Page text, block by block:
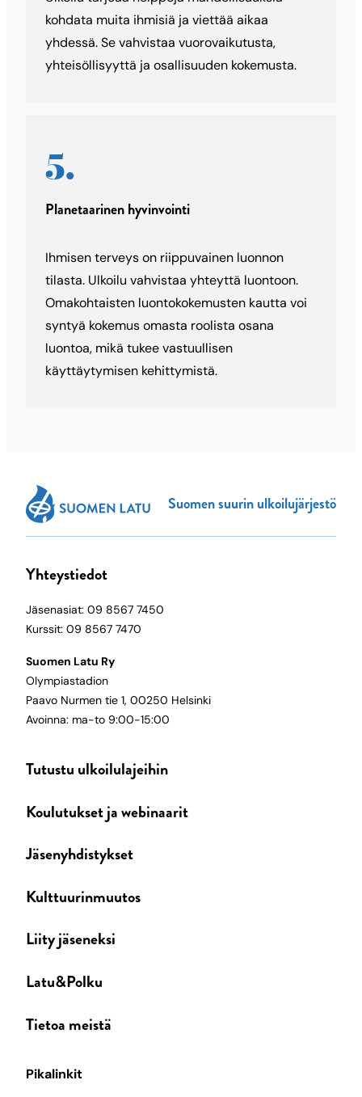
kohdata muita ihmisiä ja viettää aikaa
yhdessä. Se vahvistaa vuorovaikutusta,
yhteisöllisyyttä ja osallisuuden kokemusta.
Planetaarinen hyvinvointi
Ihmisen terveys on riippuvainen luonnon
tilasta. Ulkoilu vahvistaa yhteyttä luontoon.
Omakohtaisten luontokokemusten kautta voi
syntyä kokemus omasta roolista osana
luontoa, mikä tukee vastuullisen
käyttäytymisen kehittymistä.
Suomen suurin ulkoilujärjestö
Yhteystiedot
Jäsenasiat: 09 8567 7450
Kurssit: 09 8567 7470
Suomen Latu Ry
Olympiastadion
Paavo Nurmen tie 1, 00250 Helsinki
Avoinna: ma-to 9:00-15:00
Tutustu ulkoilulajeihin
Koulutukset ja webinaarit
Jäsenyhdistykset
Kulttuurinmuutos
Liity jäseneksi
Latu&Polku
Tietoa meistä
Pikalinkit